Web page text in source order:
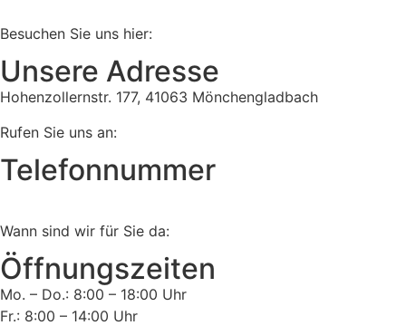
Besuchen Sie uns hier:
Unsere Adresse
Hohenzollernstr. 177, 41063 Mönchengladbach
Rufen Sie uns an:
Telefonnummer
Wann sind wir für Sie da:
Öffnungszeiten
Mo. – Do.: 8:00 – 18:00 Uhr
Fr.: 8:00 – 14:00 Uhr